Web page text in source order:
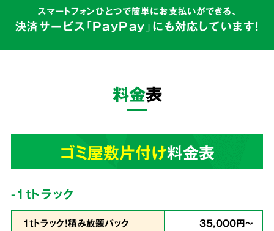
を心がけています。
業界最安値を目指しています!
スマートフォンひとつで簡単にお支払いができる、
決済サービス「PayPay」にも対応しています!
料金表
ゴミ屋敷片付け料金表
-1tトラック
1ｔトラック！積み放題パック 35,000円～